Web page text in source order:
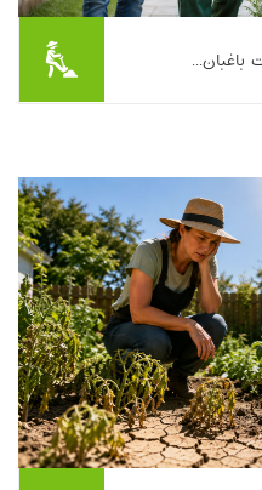
چند گلدان روی تراس دارید،